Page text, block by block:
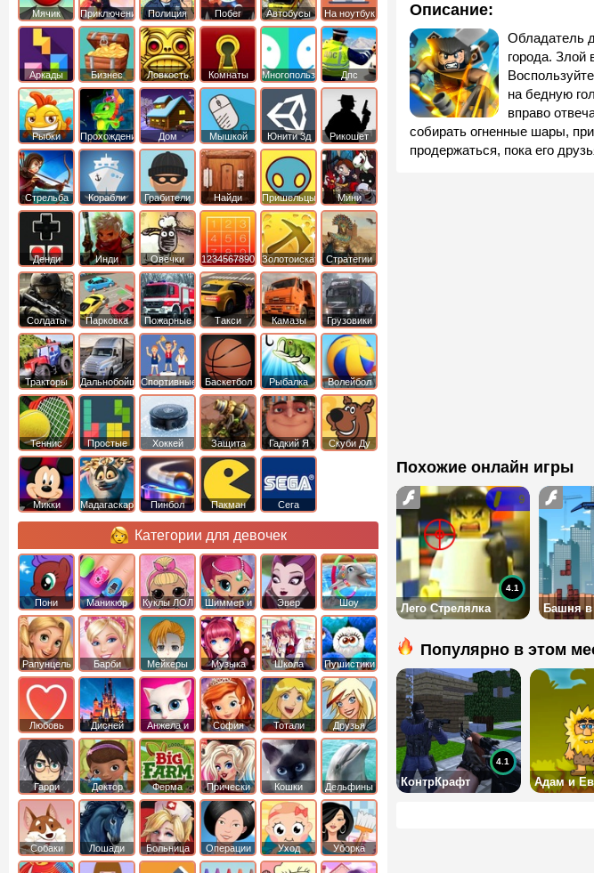
Описание:
Обладатель
города. Злой
на бедную
вправо
собирать огненные шары,
продержаться, пока его
Похожие онлайн игры
Лего Стрелялка
4.1
Популярно в этом
КонтрКрафт
4.1
Мячик Приключения Полиция Побег Автобусы На ноутбук
Аркады
Бизнес
симуляторы
Ловкость Комнаты Многопользовательские
Дпс
Рыбки Прохождение Дом Мышкой Юнити 3д Рикошет
Cтрельба
из лука
Корабли Грабители
Найди
выход
Пришельцы Мини
Денди Инди
Овечки
идут домой
1234567890 ЗолотоискательСтратегии
Солдаты
Парковка
машин
Пожарные
машины
Такси Камазы Грузовики
Тракторы ДальнобойщикиСпортивные Баскетбол Рыбалка Волейбол
Теннис Простые Хоккей
Защита
башни
Гадкий Я Скуби Ду
Микки
Мадагаскар Пинбол Пакман Сега
Категории для девочек
Пони
креатор
Маникюр Куклы ЛОЛ
Шиммер и
Шайн
Эвер
Афтер Хай
Шоу
дельфинов
Рапунцель Барби Мейкеры Музыка Школа Пушистики
Любовь Дисней
Анжела и
том
София
Прекрасная
Тотали
Спайс
Друзья
ангелов
Гарри
Поттер
Доктор
Плюшева
Ферма Прически Кошки Дельфины
Собаки Лошади Больница Операции Уход Уборка